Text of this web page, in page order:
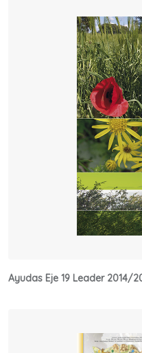
Ayudas Eje 19 Leader 2014/